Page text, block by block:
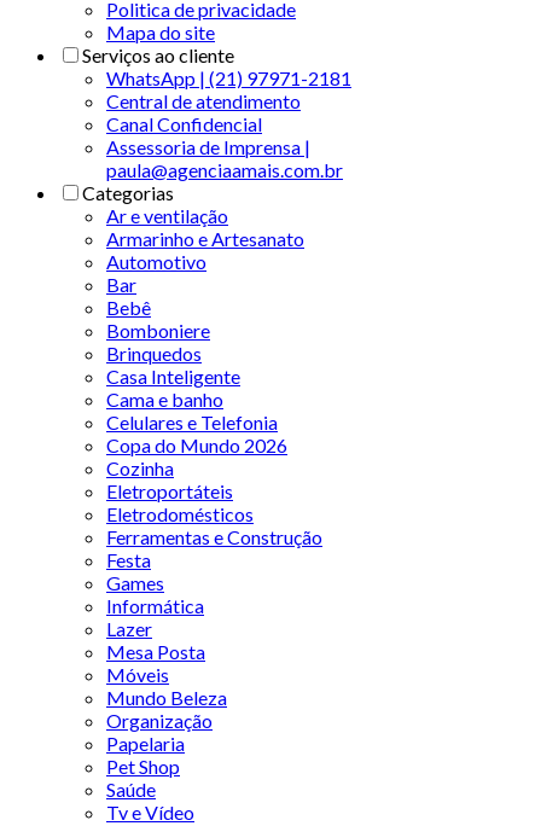
Politica de privacidade
Mapa do site
Serviços ao cliente
WhatsApp | (21) 97971-2181
Central de atendimento
Canal Confidencial
Assessoria de Imprensa |
paula@agenciaamais.com.br
Categorias
Ar e ventilação
Armarinho e Artesanato
Automotivo
Bar
Bebê
Bomboniere
Brinquedos
Casa Inteligente
Cama e banho
Celulares e Telefonia
Copa do Mundo 2026
Cozinha
Eletroportáteis
Eletrodomésticos
Ferramentas e Construção
Festa
Games
Informática
Lazer
Mesa Posta
Móveis
Mundo Beleza
Organização
Papelaria
Pet Shop
Saúde
Tv e Vídeo